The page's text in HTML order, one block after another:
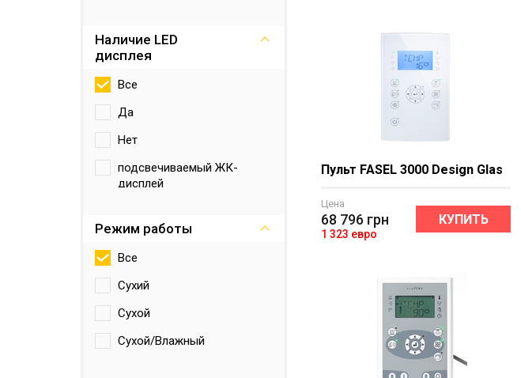
Наличие LED
дисплея
Все
Да
Нет
подсвечиваемый ЖК-
дисплей
Режим работы
Все
Сухий
Сухой
Сухой/Влажный
Пульт FASEL 3000 Design Glas
Цена
68 796 грн
1 323 евро
КУПИТЬ